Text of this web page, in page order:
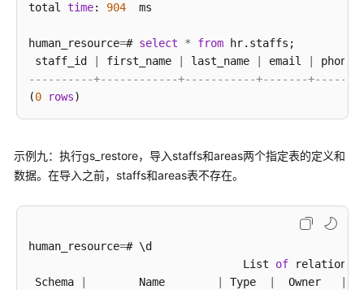
权
total time: 904
  ms
human_resource=# select * from hr.staffs;
staff_id
first_name last_name email
----------+------------+-----------+-------
(0 rows
示例九：执行gs_restore，导入staffs和areas两个指定表的定义和
数据。在导入之前，staffs和areas表不存在。
human_resource=# \d
                                 List
of relations
Schema
        Name
Type
  Owner